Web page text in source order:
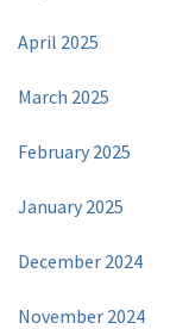
April 2025
March 2025
February 2025
January 2025
December 2024
November 2024